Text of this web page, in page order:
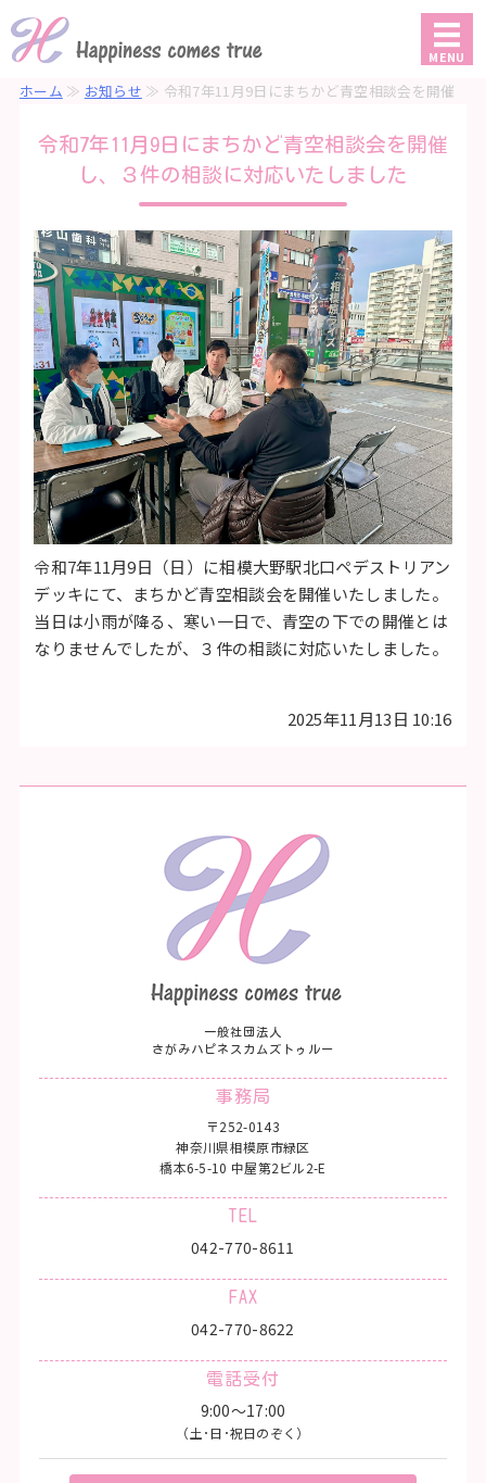
一般社団法人 さがみハピ
MENU
ホーム
サービス
団体概要
お問い合わせ
ホーム ≫ お知らせ ≫ 令和7年11月9日にまちかど青空相談会を開催
令和7年11月9日にまちかど青空相談会を開催
し、３件の相談に対応いたしました
令和7年11月9日（日）に相模大野駅北口ペデストリアン
デッキにて、まちかど青空相談会を開催いたしました。
当日は小雨が降る、寒い一日で、青空の下での開催とは
なりませんでしたが、３件の相談に対応いたしました。
2025年11月13日 10:16
一般社団法人
さがみハピネスカムズトゥルー
事務局
〒252-0143
神奈川県相模原市緑区
橋本6-5-10 中屋第2ビル2-E
TEL
042-770-8611
FAX
042-770-8622
電話受付
9:00〜17:00
（土･日･祝日のぞく）